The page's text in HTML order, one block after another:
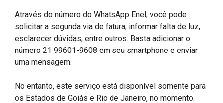
Através do número do WhatsApp Enel, você pode
solicitar a segunda via de fatura, informar falta de luz,
esclarecer dúvidas, entre outros. Basta adicionar o
número 21 99601-9608 em seu smartphone e enviar
uma mensagem.
No entanto, este serviço está disponível somente para
os Estados de Goiás e Rio de Janeiro, no momento.